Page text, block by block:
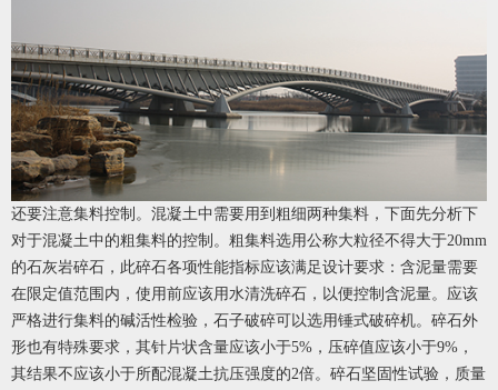
还要注意集料控制。混凝土中需要用到粗细两种集料，下面先分析下
对于混凝土中的粗集料的控制。粗集料选用公称大粒径不得大于20mm
的石灰岩碎石，此碎石各项性能指标应该满足设计要求：含泥量需要
在限定值范围内，使用前应该用水清洗碎石，以便控制含泥量。应该
严格进行集料的碱活性检验，石子破碎可以选用锤式破碎机。碎石外
形也有特殊要求，其针片状含量应该小于5%，压碎值应该小于9%，
其结果不应该小于所配混凝土抗压强度的2倍。碎石坚固性试验，质量